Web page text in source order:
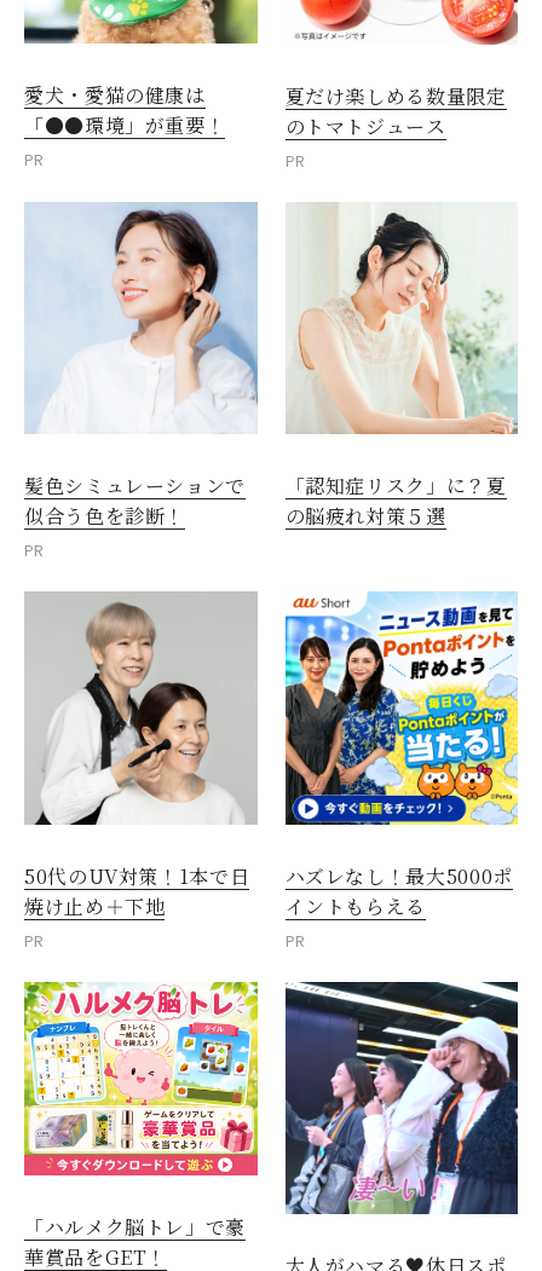
愛犬・愛猫の健康は
「●●環境」が重要！
PR
夏だけ楽しめる数量限定
のトマトジュース
PR
髪色シミュレーションで
似合う色を診断！
PR
「認知症リスク」に？夏
の脳疲れ対策５選
50代のUV対策！1本で日
焼け止め＋下地
PR
ハズレなし！最大5000ポ
イントもらえる
PR
「ハルメク脳トレ」で豪
華賞品をGET！
閉じる